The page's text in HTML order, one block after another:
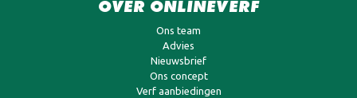
OVER ONLINEVERF
Ons team
Advies
Nieuwsbrief
Ons concept
Verf aanbiedingen